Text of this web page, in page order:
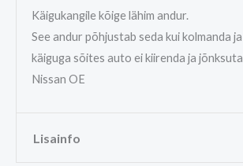
Käigukangile kõige lähim andur.
See andur põhjustab seda kui kolmanda
käiguga sõites auto ei kiirenda ja
Nissan OE
Lisainfo